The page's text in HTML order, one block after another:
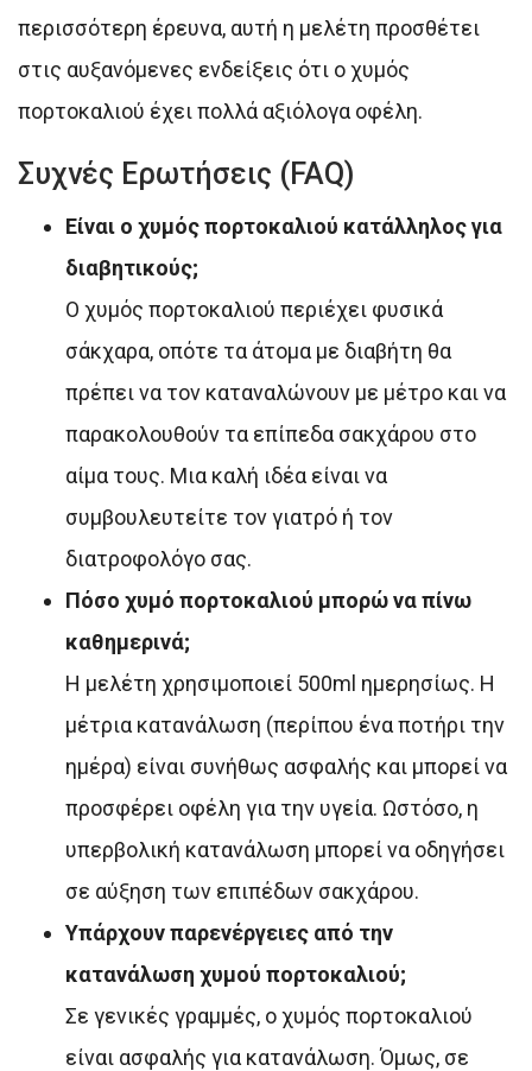
περισσότερη έρευνα, αυτή η μελέτη προσθέτει
στις αυξανόμενες ενδείξεις ότι ο χυμός
πορτοκαλιού έχει πολλά αξιόλογα οφέλη.
Συχνές Ερωτήσεις (FAQ)
Είναι ο χυμός πορτοκαλιού κατάλληλος για
διαβητικούς;
Ο χυμός πορτοκαλιού περιέχει φυσικά
σάκχαρα, οπότε τα άτομα με διαβήτη θα
πρέπει να τον καταναλώνουν με μέτρο και να
παρακολουθούν τα επίπεδα σακχάρου στο
αίμα τους. Μια καλή ιδέα είναι να
συμβουλευτείτε τον γιατρό ή τον
διατροφολόγο σας.
Πόσο χυμό πορτοκαλιού μπορώ να πίνω
καθημερινά;
Η μελέτη χρησιμοποιεί 500ml ημερησίως. Η
μέτρια κατανάλωση (περίπου ένα ποτήρι την
ημέρα) είναι συνήθως ασφαλής και μπορεί να
προσφέρει οφέλη για την υγεία. Ωστόσο, η
υπερβολική κατανάλωση μπορεί να οδηγήσει
σε αύξηση των επιπέδων σακχάρου.
Υπάρχουν παρενέργειες από την
κατανάλωση χυμού πορτοκαλιού;
Σε γενικές γραμμές, ο χυμός πορτοκαλιού
είναι ασφαλής για κατανάλωση. Όμως, σε